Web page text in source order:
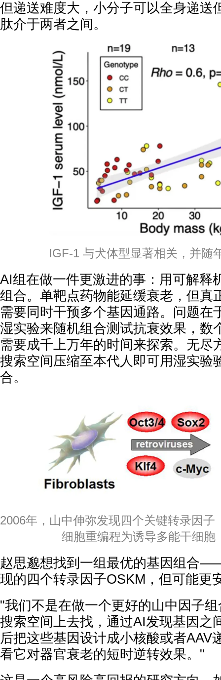
但递送难度大，小分子可以全身递送
肽介于两者之间。
IGF-1 与犬体型显著相关，并随
AI组在做一件更激进的事：用可解释
组合。单靶点药物能延缓衰老，但真
需要同时干预多个基因通路。问题在
湿实验来随机组合测试抗衰效果，数
需要成千上万年的时间来探索。无尽
搜索空间压缩至本代人即可用湿实验
合。
2006年，山中伸弥发现四个关键转录因子
细胞重编程为诱导多能干细胞
赵思邈想找到一组最优的基因组合
现的四个转录因子OSKM，但可能更
"我们不是在做一个更好的山中因子
搜索空间上去找，通过AI发现基因之
后把这些基因设计成小核酸或者AAV
看它对器官衰老的短时逆转效果。"